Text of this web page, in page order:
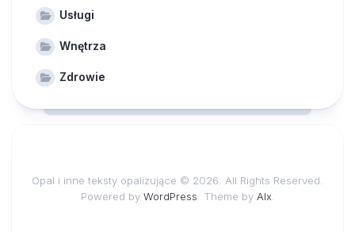
Usługi
Wnętrza
Zdrowie
Opal i inne teksty opalizujące © 2026. All Rights Reserved.
Powered by WordPress . Theme by Alx